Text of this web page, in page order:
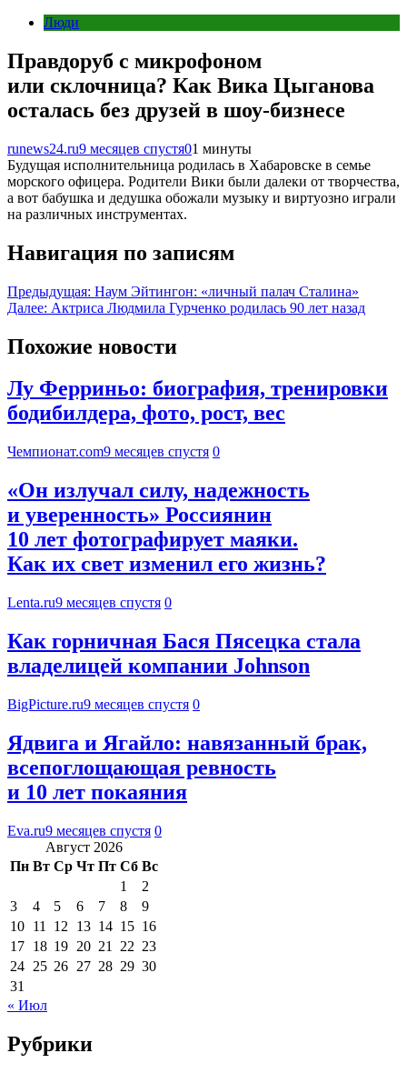
Люди
Правдоруб с микрофоном
или склочница? Как Вика Цыганова
осталась без друзей в шоу-бизнесе
runews24.ru9 месяцев спустя01 минуты
Будущая исполнительница родилась в Хабаровске в семье
морского офицера. Родители Вики были далеки от творчества,
а вот бабушка и дедушка обожали музыку и виртуозно играли
на различных инструментах.
Навигация по записям
Предыдущая: Наум Эйтингон: «личный палач Сталина»
Далее: Актриса Людмила Гурченко родилась 90 лет назад
Похожие новости
Лу Ферриньо: биография, тренировки
бодибилдера, фото, рост, вес
Чемпионат.com9 месяцев спустя 0
«Он излучал силу, надежность
и уверенность» Россиянин
10 лет фотографирует маяки.
Как их свет изменил его жизнь?
Lenta.ru9 месяцев спустя 0
Как горничная Бася Пясецка стала
владелицей компании Johnson
BigPicture.ru9 месяцев спустя 0
Ядвига и Ягайло: навязанный брак,
всепоглощающая ревность
и 10 лет покаяния
Eva.ru9 месяцев спустя 0
Август 2026
Пн Вт Ср Чт Пт Сб Вс
1
2
3
4 5 6 7 8
9
10 11 12 13 14 15 16
17 18 19 20 21 22 23
24 25 26 27 28 29 30
31
« Июл
Рубрики